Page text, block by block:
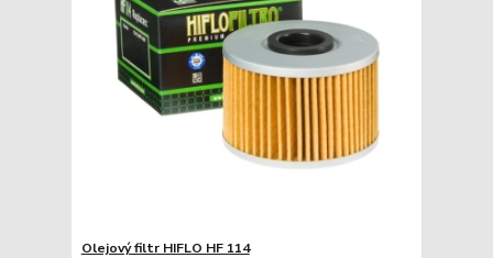
Olejový filtr HIFLO HF 114